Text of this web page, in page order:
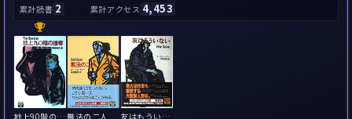
累計読書 2 累計アクセス 4,453
地上90階の強奪 無法の二人
友はもういない